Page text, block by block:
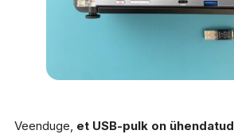
Veenduge, et USB-pulk on ühendatud